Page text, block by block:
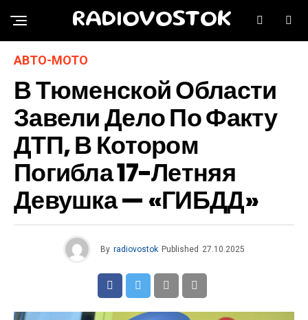
RADIOVOSTOK
АВТО-МОТО
В Тюменской Области
Завели Дело По Факту
ДТП, В Котором
Погибла 17-Летняя
Девушка — «ГИБДД»
By radiovostok Published 27.10.2025